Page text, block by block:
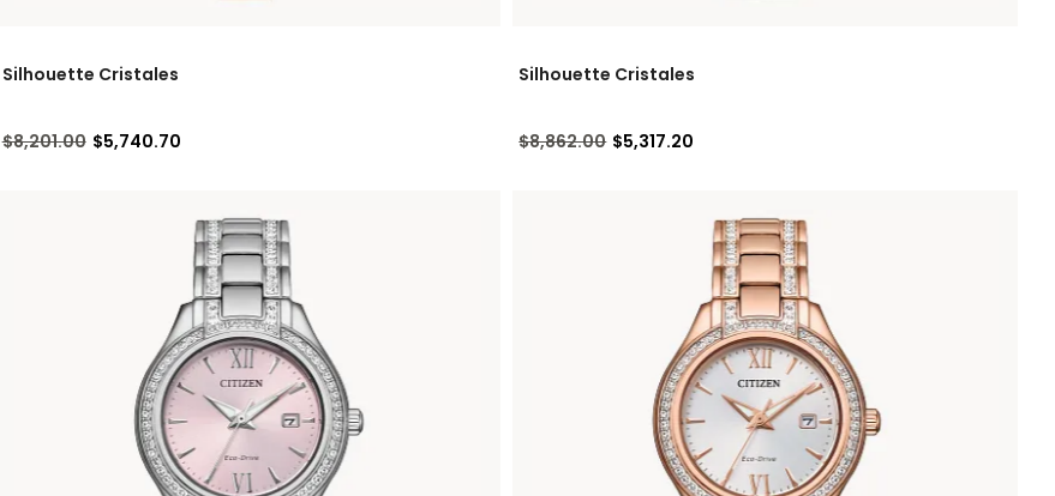
Silhouette Cristales
Precio reducido de
$8,201.00a$5,740.70
Silhouette Cristales
Precio reducido de
$8,862.00a$5,317.20